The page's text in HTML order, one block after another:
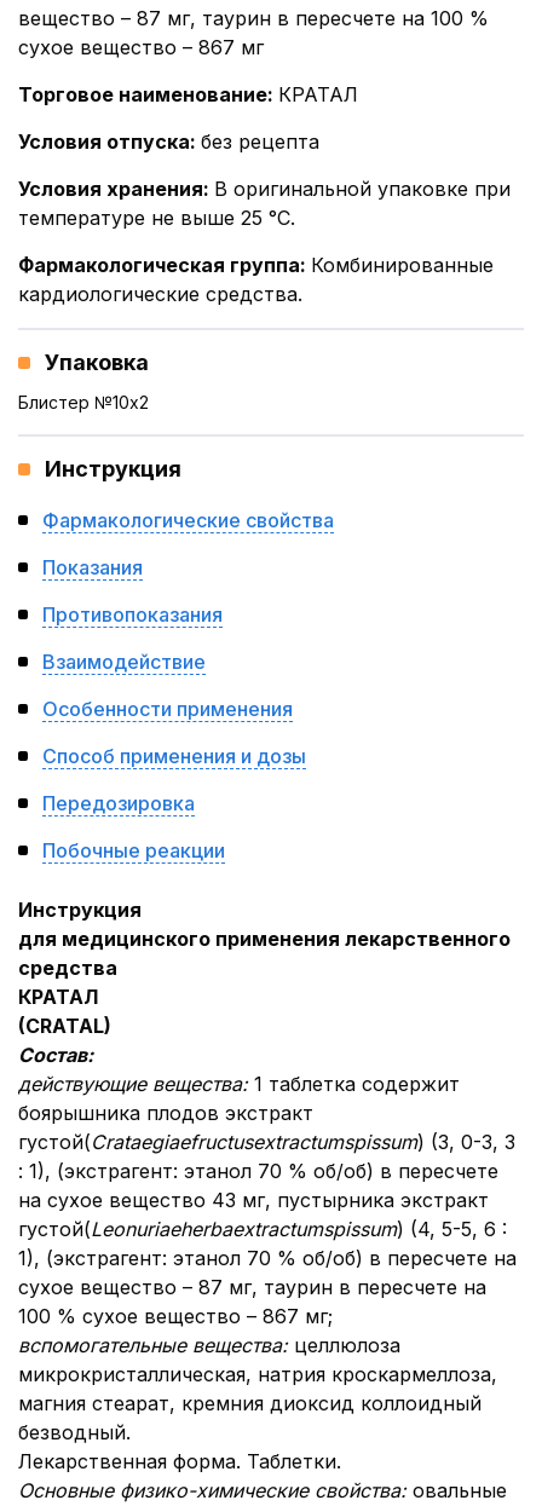
вещество – 87 мг, таурин в пересчете на 100 %
сухое вещество – 867 мг
Торговое наименование: КРАТАЛ
Условия отпуска: без рецепта
Условия хранения: В оригинальной упаковке при
температуре не выше 25 °С.
Фармакологическая группа: Комбинированные
кардиологические средства.
Упаковка
Блистер №10x2
Инструкция
Фармакологические свойства
Показания
Противопоказания
Взаимодействие
Особенности применения
Способ применения и дозы
Передозировка
Побочные реакции
Инструкция
для медицинского применения лекарственного
средства
КРАТАЛ
(CRATAL)
Состав:
действующие вещества: 1 таблетка содержит
боярышника плодов экстракт
густой(Crataegiaefructusextractumspissum) (3, 0-3, 3
: 1), (экстрагент: этанол 70 % об/об) в пересчете
на сухое вещество 43 мг, пустырника экстракт
густой(Leonuriaeherbaextractumspissum) (4, 5-5, 6 :
1), (экстрагент: этанол 70 % об/об) в пересчете на
сухое вещество – 87 мг, таурин в пересчете на
100 % сухое вещество – 867 мг;
вспомогательные вещества: целлюлоза
микрокристаллическая, натрия кроскармеллоза,
магния стеарат, кремния диоксид коллоидный
безводный.
Лекарственная форма. Таблетки.
Основные физико-химические свойства: овальные